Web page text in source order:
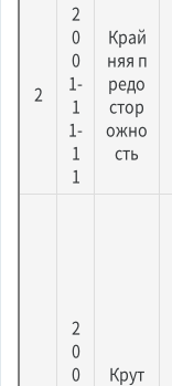
2
2
0
0
1-
1
1-
1
1
Край
няя п
редо
стор
ожно
сть
2
0
0
Крут